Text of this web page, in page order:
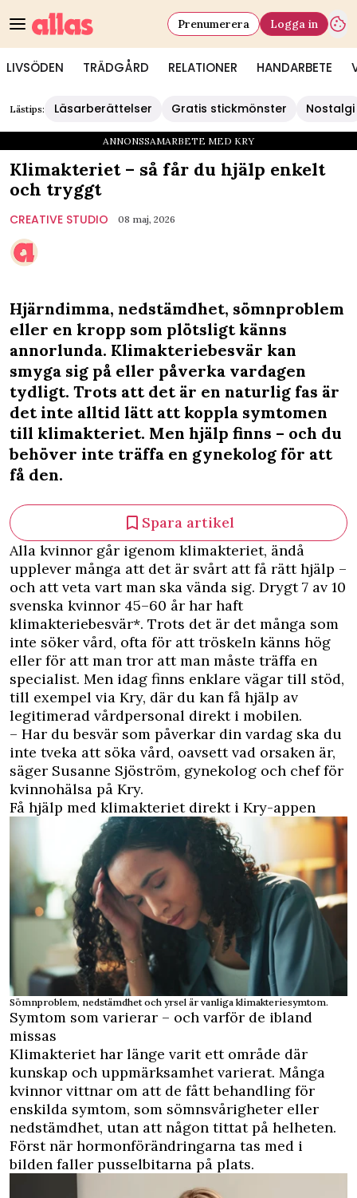
LIVSÖDEN TRÄDGÅRD RELATIONER HANDARBETE
Prenumerera Logga in
Lästips: Läsarberättelser Gratis stickmönster Nostalgi
ANNONSSAMARBETE MED KRY
Klimakteriet – så får du hjälp enkelt
och tryggt
CREATIVE STUDIO 08 maj, 2026
Hjärndimma, nedstämdhet, sömnproblem
eller en kropp som plötsligt känns
annorlunda. Klimakteriebesvär kan
smyga sig på eller påverka vardagen
tydligt. Trots att det är en naturlig fas är
det inte alltid lätt att koppla symtomen
till klimakteriet. Men hjälp finns – och du
behöver inte träffa en gynekolog för att
få den.
Spara artikel
Alla kvinnor går igenom klimakteriet, ändå
upplever många att det är svårt att få rätt hjälp –
och att veta vart man ska vända sig. Drygt 7 av 10
svenska kvinnor 45–60 år har haft
klimakteriebesvär*. Trots det är det många som
inte söker vård, ofta för att tröskeln känns hög
eller för att man tror att man måste träffa en
specialist. Men idag finns enklare vägar till stöd,
till exempel via Kry, där du kan få hjälp av
legitimerad vårdpersonal direkt i mobilen.
– Har du besvär som påverkar din vardag ska du
inte tveka att söka vård, oavsett vad orsaken är,
säger Susanne Sjöström, gynekolog och chef för
kvinnohälsa på Kry.
Få hjälp med klimakteriet direkt i Kry-appen
Sömnproblem, nedstämdhet och yrsel är vanliga klimakteriesymtom.
Symtom som varierar – och varför de ibland
missas
Klimakteriet har länge varit ett område där
kunskap och uppmärksamhet varierat. Många
kvinnor vittnar om att de fått behandling för
enskilda symtom, som sömnsvårigheter eller
nedstämdhet, utan att någon tittat på helheten.
Först när hormonförändringarna tas med i
bilden faller pusselbitarna på plats.